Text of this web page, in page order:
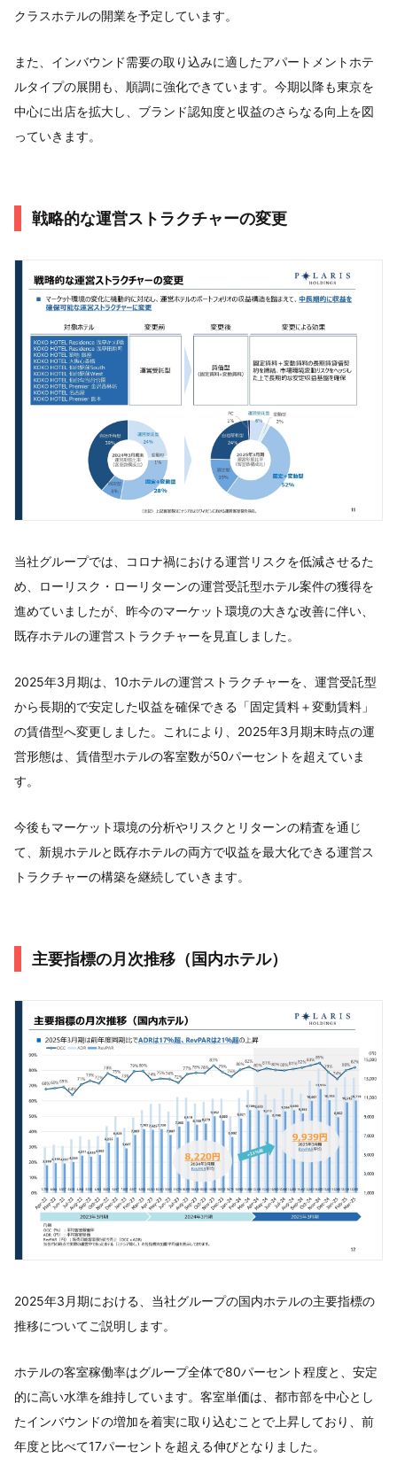
クラスホテルの開業を予定しています。
また、インバウンド需要の取り込みに適したアパートメントホテ
ルタイプの展開も、順調に強化できています。今期以降も東京を
中心に出店を拡大し、ブランド認知度と収益のさらなる向上を図
っていきます。
戦略的な運営ストラクチャーの変更
当社グループでは、コロナ禍における運営リスクを低減させるた
め、ローリスク・ローリターンの運営受託型ホテル案件の獲得を
進めていましたが、昨今のマーケット環境の大きな改善に伴い、
既存ホテルの運営ストラクチャーを見直しました。
2025年3月期は、10ホテルの運営ストラクチャーを、運営受託型
から長期的で安定した収益を確保できる「固定賃料＋変動賃料」
の賃借型へ変更しました。これにより、2025年3月期末時点の運
営形態は、賃借型ホテルの客室数が50パーセントを超えていま
す。
今後もマーケット環境の分析やリスクとリターンの精査を通じ
て、新規ホテルと既存ホテルの両方で収益を最大化できる運営ス
トラクチャーの構築を継続していきます。
主要指標の月次推移（国内ホテル）
2025年3月期における、当社グループの国内ホテルの主要指標の
推移についてご説明します。
ホテルの客室稼働率はグループ全体で80パーセント程度と、安定
的に高い水準を維持しています。客室単価は、都市部を中心とし
たインバウンドの増加を着実に取り込むことで上昇しており、前
年度と比べて17パーセントを超える伸びとなりました。